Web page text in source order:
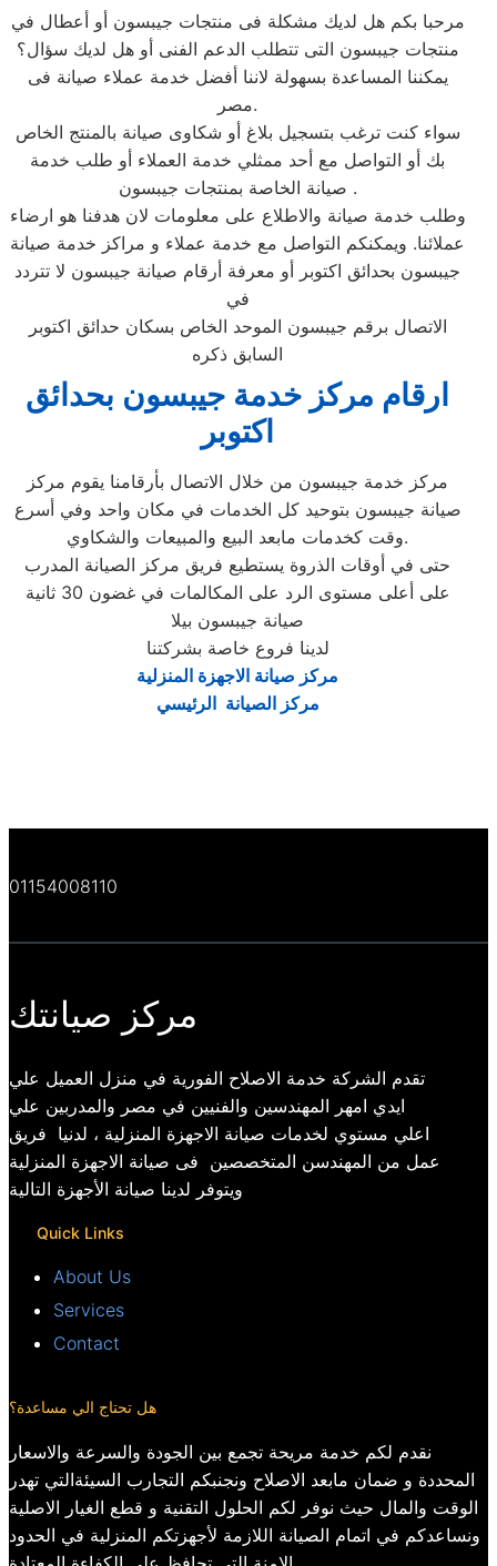
مرحبا بكم هل لديك مشكلة فى منتجات جيبسون أو أعطال في
منتجات جيبسون التى تتطلب الدعم الفنى أو هل لديك سؤال؟
يمكننا المساعدة بسهولة لاننا أفضل خدمة عملاء صيانة فى
مصر.
سواء كنت ترغب بتسجيل بلاغ أو شكاوى صيانة بالمنتج الخاص
بك أو التواصل مع أحد ممثلي خدمة العملاء أو طلب خدمة
صيانة الخاصة بمنتجات جيبسون .
وطلب خدمة صيانة والاطلاع على معلومات لان هدفنا هو ارضاء
عملائنا. ويمكنكم التواصل مع خدمة عملاء و مراكز خدمة صيانة
جيبسون بحدائق اكتوبر أو معرفة أرقام صيانة جيبسون لا تتردد
في
الاتصال برقم جيبسون الموحد الخاص بسكان حدائق اكتوبر
السابق ذكره
ارقام مركز خدمة جيبسون بحدائق
اكتوبر
مركز خدمة جيبسون من خلال الاتصال بأرقامنا يقوم مركز
صيانة جيبسون بتوحيد كل الخدمات في مكان واحد وفي أسرع
وقت كخدمات مابعد البيع والمبيعات والشكاوي.
حتى في أوقات الذروة يستطيع فريق مركز الصيانة المدرب
على أعلى مستوى الرد على المكالمات في غضون 30 ثانية
صيانة جيبسون بيلا
لدينا فروع خاصة بشركتنا
مركز صيانة الاجهزة المنزلية
مركز الصيانة الرئيسي
01154008110
مركز صيانتك
تقدم الشركة خدمة الاصلاح الفورية في منزل العميل علي
ايدي امهر المهندسين والفنيين في مصر والمدربين علي
اعلي مستوي لخدمات صيانة الاجهزة المنزلية ، لدنيا فريق
عمل من المهندسن المتخصصين فى صيانة الاجهزة المنزلية
ويتوفر لدينا صيانة الأجهزة التالية
Quick Links
About Us
Services
Contact
هل تحتاج الي مساعدة؟
نقدم لكم خدمة مريحة تجمع بين الجودة والسرعة والاسعار
المحددة و ضمان مابعد الاصلاح ونجنبكم التجارب السيئةالتي تهدر
الوقت والمال حيث نوفر لكم الحلول التقنية و قطع الغيار الاصلية
ونساعدكم في اتمام الصيانة اللازمة لأجهزتكم المنزلية في الحدود